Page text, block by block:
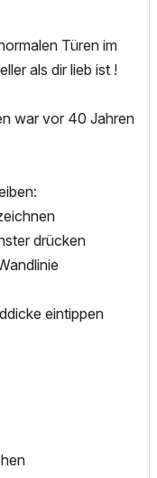
Türen im
als dir lieb ist !
war vor 40 Jahren
drücken
eintippen